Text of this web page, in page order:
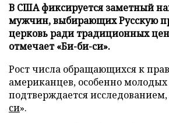
В США фиксируется заметный
мужчин, выбирающих Русскую
церковь ради традиционных
отмечает «Би-би-си».
Рост числа обращающихся к
американцев, особенно
подтверждается исследованием,
си».